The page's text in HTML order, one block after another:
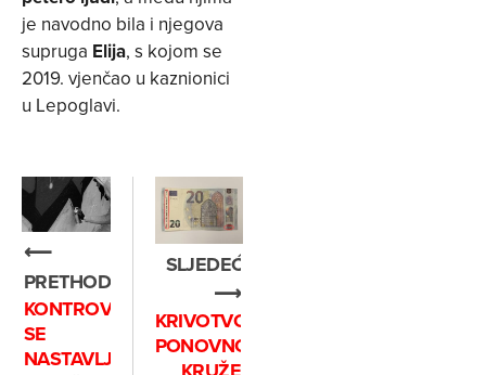
je navodno bila i njegova
supruga Elija, s kojom se
2019. vjenčao u kaznionici
u Lepoglavi.
⟵
PRETHODNO
KONTROVERZE
SE
NASTAVLJAJU
SLJEDEĆE
⟶
KRIVOTVORINE
PONOVNO